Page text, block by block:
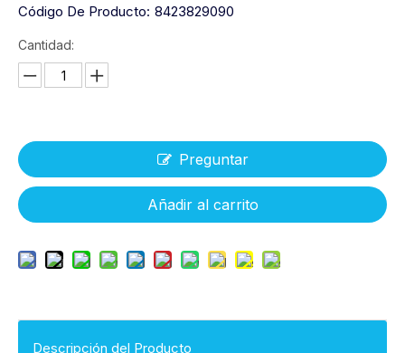
Código De Producto: 8423829090
Cantidad:
Preguntar
Añadir al carrito
Descripción del Producto